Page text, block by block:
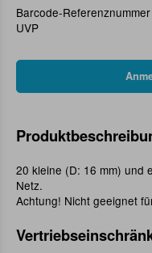
Barcode-Referenznummer
UVP
20 kleine (D: 16 mm) und
Netz.
Achtung! Nicht geeignet